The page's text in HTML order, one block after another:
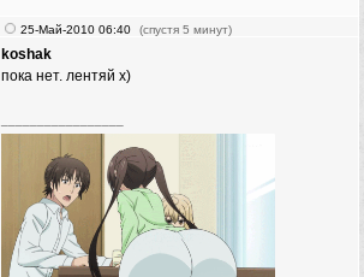
25-Май-2010 06:40 (спустя 5 минут)
koshak
пока нет. лентяй х)